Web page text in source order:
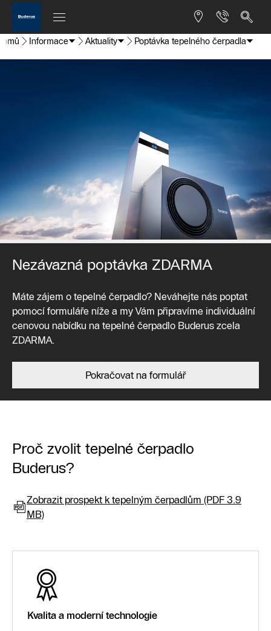
Informace Aktuality Poptávka tepelného čerpadla
Nezávazná poptávka ZDARMA
Máte zájem o tepelné čerpadlo? Neváhejte nás poptat
pomocí formuláře níže a my Vám připravíme individuální
cenovou nabídku na tepelné čerpadlo Buderus zcela
ZDARMA.
Pokračovat na formulář
Proč zvolit tepelné čerpadlo
Buderus?
Zobrazit prospekt k tepelným čerpadlům (PDF 3.9
MB)
Kvalita a moderní technologie